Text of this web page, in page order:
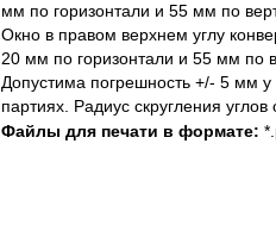
мм по горизонтали и 55 мм по
Окно в правом верхнем углу
20 мм по горизонтали и 55 мм по
Допустима погрешность +/- 5 мм
партиях. Радиус скругления
Файлы для печати в формате: